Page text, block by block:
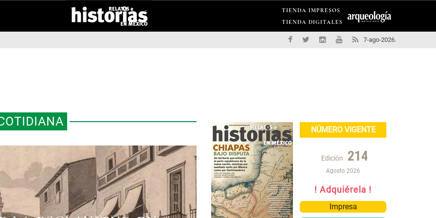
TIENDA IMPRESOS
TIENDA DIGITALES
7-ago-2026.
NÚMERO VIGENTE
Edición 214
Agosto 2026
! Adquiérela !
Impresa